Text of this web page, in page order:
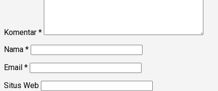
Komentar *
Nama *
Email *
Situs Web